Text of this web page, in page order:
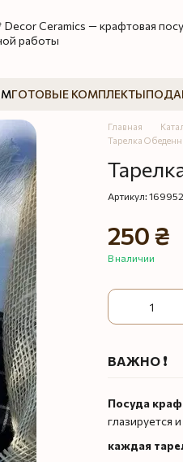
ГОТОВЫЕ КОМПЛЕКТЫ
Главная
Тарелка
Артикул:
250 ₴
В наличии
ВАЖНО ❗️
Посуда
глазируется
каждая